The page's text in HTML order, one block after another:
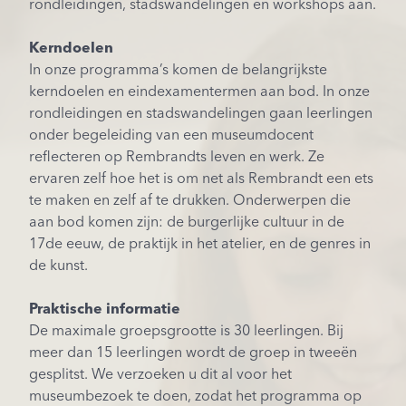
rondleidingen, stadswandelingen en workshops aan.
Kerndoelen
In onze programma’s komen de belangrijkste
kerndoelen en eindexamentermen aan bod. In onze
rondleidingen en stadswandelingen gaan leerlingen
onder begeleiding van een museumdocent
reflecteren op Rembrandts leven en werk. Ze
ervaren zelf hoe het is om net als Rembrandt een ets
te maken en zelf af te drukken. Onderwerpen die
aan bod komen zijn: de burgerlijke cultuur in de
17de eeuw, de praktijk in het atelier, en de genres in
de kunst.
Praktische informatie
De maximale groepsgrootte is 30 leerlingen. Bij
meer dan 15 leerlingen wordt de groep in tweeën
gesplitst. We verzoeken u dit al voor het
museumbezoek te doen, zodat het programma op